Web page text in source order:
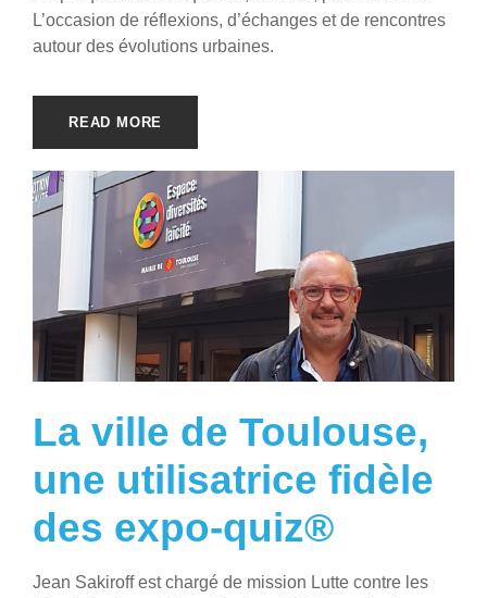
L’occasion de réflexions, d’échanges et de rencontres
autour des évolutions urbaines.
READ MORE
La ville de Toulouse,
une utilisatrice fidèle
des expo-quiz®
Jean Sakiroff est chargé de mission Lutte contre les